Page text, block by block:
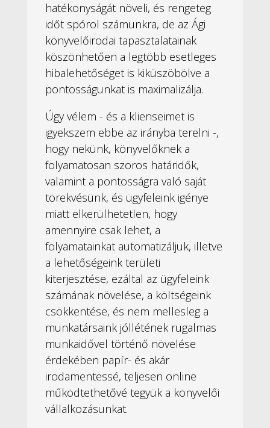
hatékonyságát növeli, és rengeteg
időt spórol számunkra, de az Ági
könyvelőirodai tapasztalatainak
köszönhetően a legtöbb esetleges
hibalehetőséget is kiküszöbölve a
pontosságunkat is maximalizálja.
Úgy vélem - és a klienseimet is
igyekszem ebbe az irányba terelni -,
hogy nekünk, könyvelőknek a
folyamatosan szoros határidők,
valamint a pontosságra való saját
törekvésünk, és ügyfeleink igénye
miatt elkerülhetetlen, hogy
amennyire csak lehet, a
folyamatainkat automatizáljuk, illetve
a lehetőségeink területi
kiterjesztése, ezáltal az ügyfeleink
számának növelése, a költségeink
csökkentése, és nem mellesleg a
munkatársaink jóllétének rugalmas
munkaidővel történő növelése
érdekében papír- és akár
irodamentessé, teljesen online
működtethetővé tegyük a könyvelői
vállalkozásunkat.